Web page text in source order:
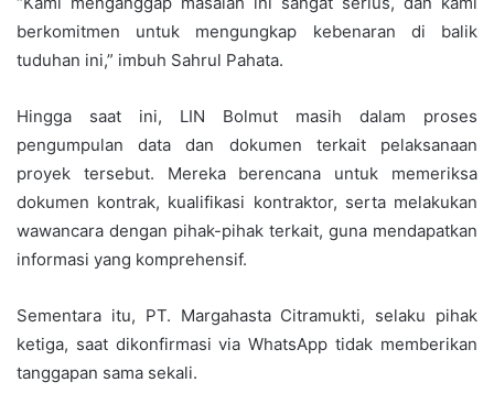
berkomitmen untuk mengungkap kebenaran di balik
tuduhan ini,” imbuh Sahrul Pahata.
Hingga saat ini, LIN Bolmut masih dalam proses
pengumpulan data dan dokumen terkait pelaksanaan
proyek tersebut. Mereka berencana untuk memeriksa
dokumen kontrak, kualifikasi kontraktor, serta melakukan
wawancara dengan pihak-pihak terkait, guna mendapatkan
informasi yang komprehensif.
Sementara itu, PT. Margahasta Citramukti, selaku pihak
ketiga, saat dikonfirmasi via WhatsApp tidak memberikan
tanggapan sama sekali.